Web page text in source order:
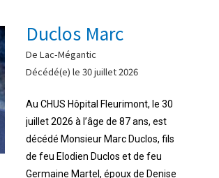
Duclos Marc
De Lac-Mégantic
Décédé(e) le 30 juillet 2026
Au CHUS Hôpital Fleurimont, le 30
juillet 2026 à l’âge de 87 ans, est
décédé Monsieur Marc Duclos, fils
de feu Elodien Duclos et de feu
Germaine Martel, époux de Denise